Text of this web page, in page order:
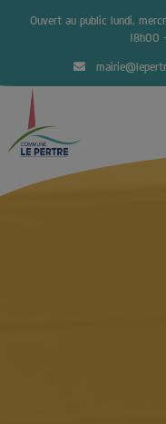
Ouvert au public lundi,
18h00